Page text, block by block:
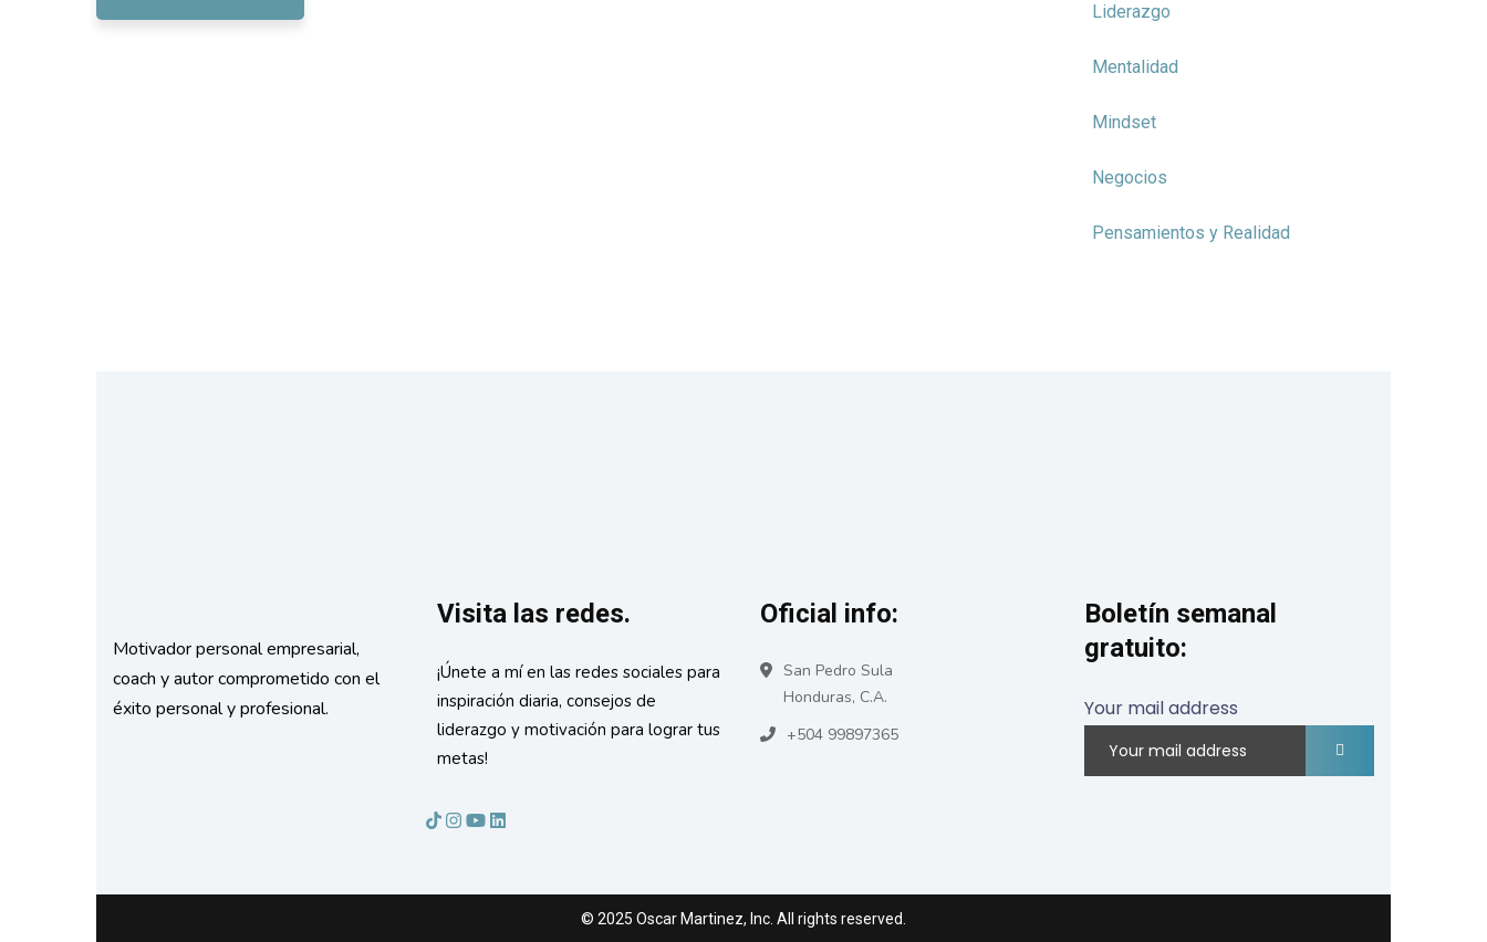
Liderazgo
Mentalidad
Mindset
Negocios
Pensamientos y Realidad
Motivador personal empresarial,
coach y autor comprometido con el
éxito personal y profesional.
Visita las redes.
¡Únete a mí en las redes sociales para
inspiración diaria, consejos de
liderazgo y motivación para lograr tus
metas!
Oficial info:
San Pedro Sula
Honduras, C.A.
+504 99897365
Boletín semanal
gratuito:
Your mail address
© 2025 Oscar Martinez, Inc. All rights reserved.